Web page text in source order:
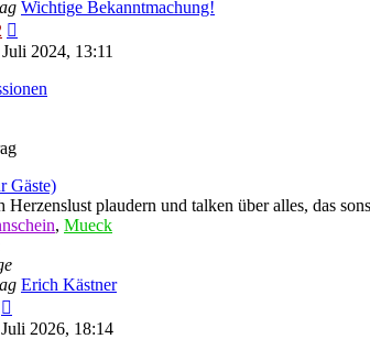
Wichtige Bekanntmachung!
Beitrag
2024, 13:11
Gäste)
plaudern und talken über alles, das
, Mueck
Erich Kästner
Beitrag
2026, 18:14